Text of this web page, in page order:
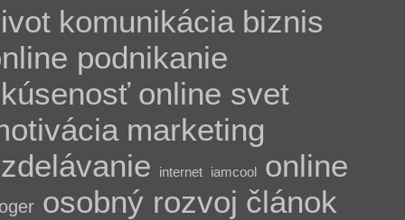
komunikácia biznis
podnikanie
online svet
marketing
internet iamcool online
osobný rozvoj článok